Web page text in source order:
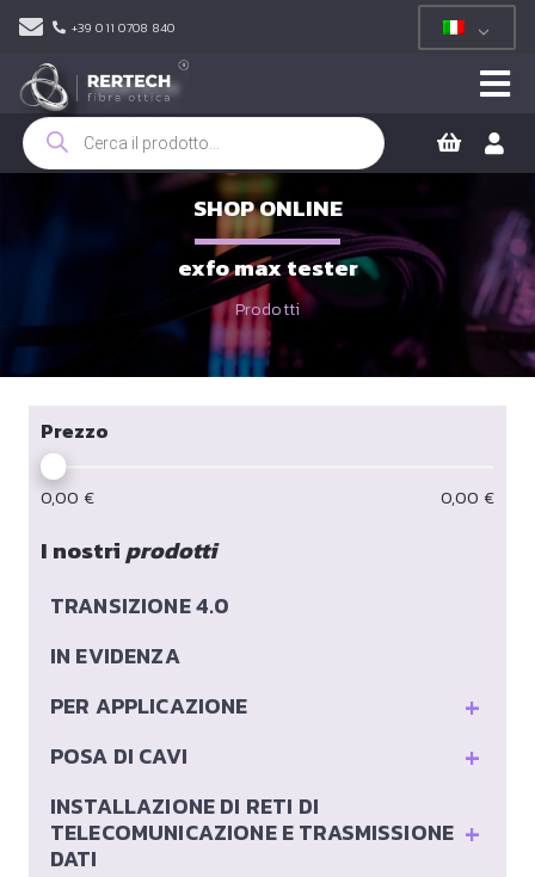
+39 011 0708 840
Ricerca
prodotti
SHOP ONLINE
exfo max tester
Prodotti
Prezzo
0,00 € 0,00 €
I nostriprodotti
TRANSIZIONE 4.0
IN EVIDENZA
+
PER APPLICAZIONE
+
POSA DI CAVI
+
INSTALLAZIONE DI RETI DI
TELECOMUNICAZIONE E TRASMISSIONE
DATI